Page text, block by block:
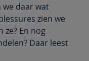
daar wat
zien we
ze? En nog
Daar leest